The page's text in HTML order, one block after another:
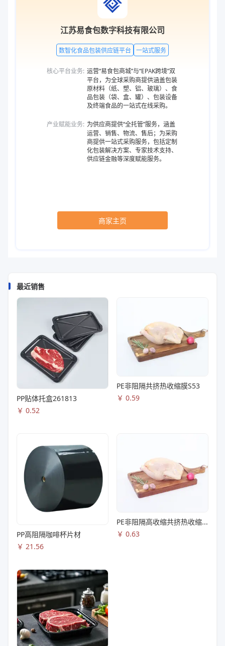
江苏易食包数字科技有限公司
数智化食品包装供应链平台 一站式服务
核心平台业务: 运营“易食包商城”与“EPAK跨境”双
平台，为全球采购商提供涵盖包装
原材料（纸、塑、铝、玻璃）、食
品包装（袋、盒、罐）、包装设备
及终端食品的一站式在线采购。
产业赋能业务: 为供应商提供“全托管”服务，涵盖
运营、销售、物流、售后；为采购
商提供一站式采购服务，包括定制
化包装解决方案、专家技术支持、
供应链金融等深度赋能服务。
商家主页
最近销售
PP贴体托盒261813
￥ 0.52
PE非阻隔共挤热收缩膜S53
￥ 0.59
PP高阻隔咖啡杯片材
￥ 21.56
PE非阻隔高收缩共挤热收缩膜S83
￥ 0.63